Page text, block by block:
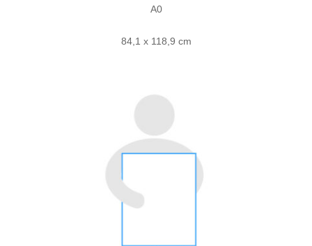
A0
84,1 x 118,9 cm